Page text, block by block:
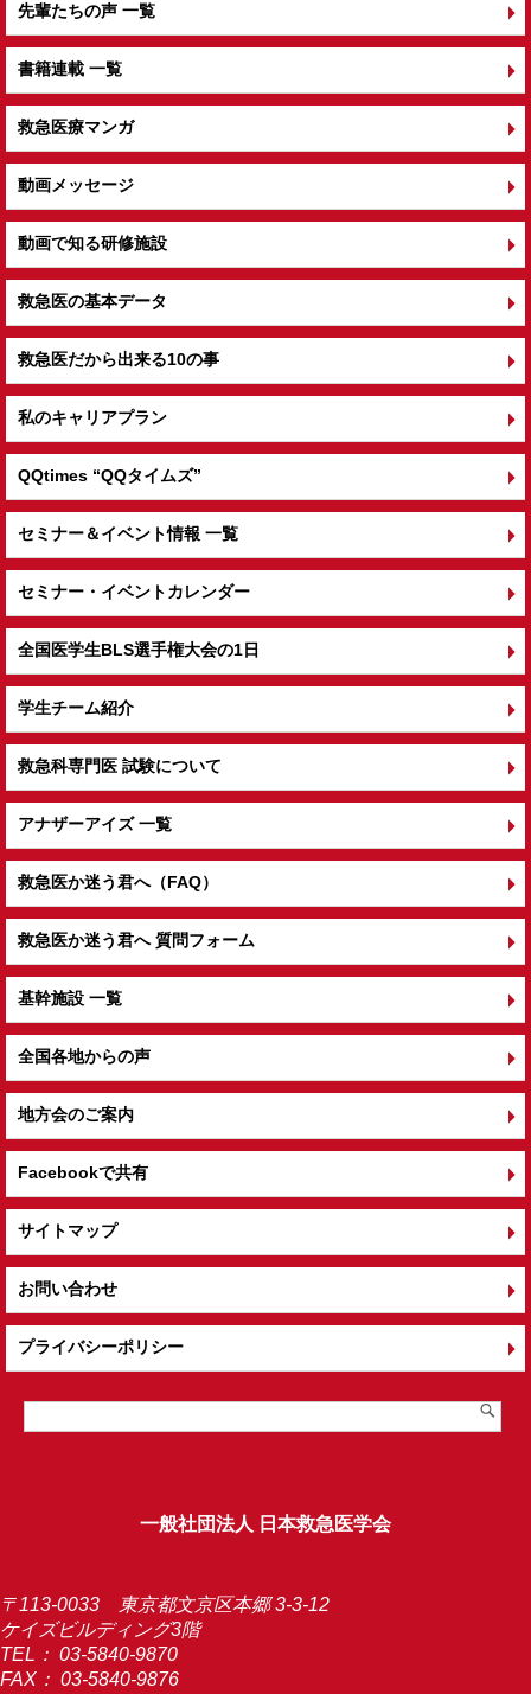
先輩たちの声 一覧
書籍連載 一覧
救急医療マンガ
動画メッセージ
動画で知る研修施設
救急医の基本データ
救急医だから出来る10の事
私のキャリアプラン
QQtimes “QQタイムズ”
セミナー＆イベント情報 一覧
セミナー・イベントカレンダー
全国医学生BLS選手権大会の1日
学生チーム紹介
救急科専門医 試験について
アナザーアイズ 一覧
救急医か迷う君へ（FAQ）
救急医か迷う君へ 質問フォーム
基幹施設 一覧
全国各地からの声
地方会のご案内
Facebookで共有
サイトマップ
お問い合わせ
プライバシーポリシー
一般社団法人 日本救急医学会
〒113-0033 東京都文京区本郷 3-3-12
ケイズビルディング3階
TEL： 03-5840-9870
FAX： 03-5840-9876